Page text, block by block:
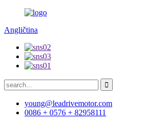
Angličtina
young@leadrivemotor.com
0086 + 0576 + 82958111